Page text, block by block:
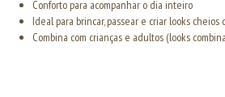
Conforto para acompanhar o dia inteiro
Ideal para brincar, passear e criar looks
Combina com crianças e adultos (looks